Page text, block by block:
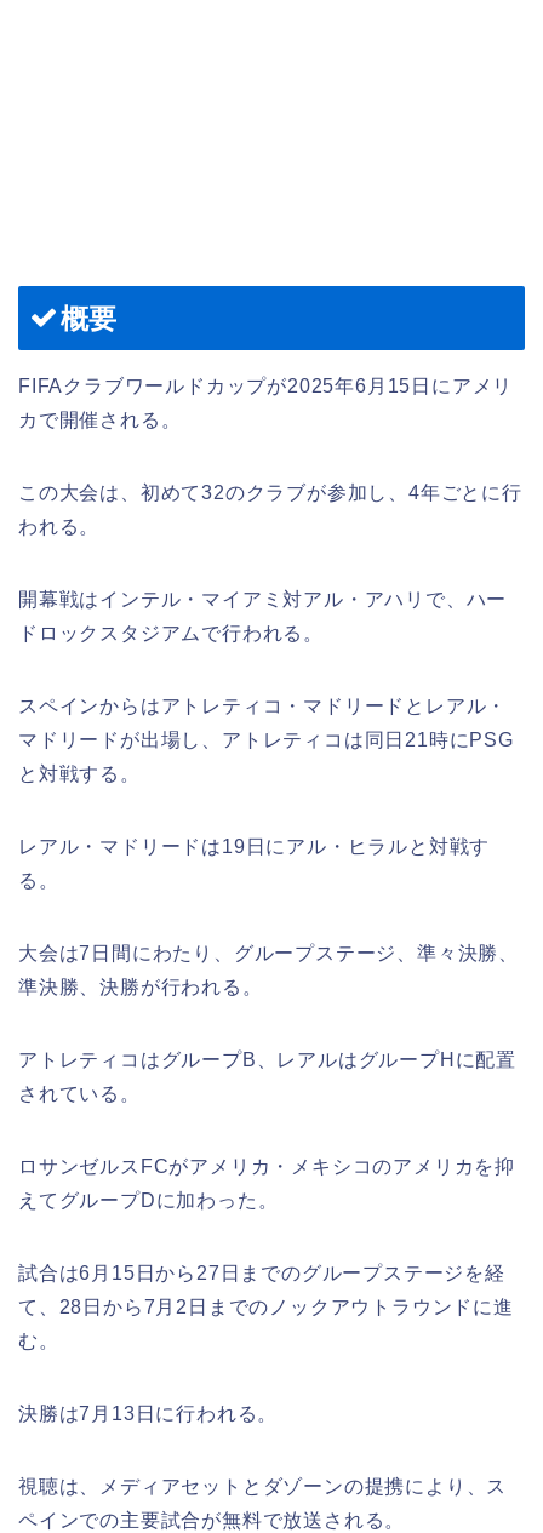
概要
FIFAクラブワールドカップが2025年6月15日にアメリ
カで開催される。
この大会は、初めて32のクラブが参加し、4年ごとに行
われる。
開幕戦はインテル・マイアミ対アル・アハリで、ハー
ドロックスタジアムで行われる。
スペインからはアトレティコ・マドリードとレアル・
マドリードが出場し、アトレティコは同日21時にPSG
と対戦する。
レアル・マドリードは19日にアル・ヒラルと対戦す
る。
大会は7日間にわたり、グループステージ、準々決勝、
準決勝、決勝が行われる。
アトレティコはグループB、レアルはグループHに配置
されている。
ロサンゼルスFCがアメリカ・メキシコのアメリカを抑
えてグループDに加わった。
試合は6月15日から27日までのグループステージを経
て、28日から7月2日までのノックアウトラウンドに進
む。
決勝は7月13日に行われる。
視聴は、メディアセットとダゾーンの提携により、ス
ペインでの主要試合が無料で放送される。